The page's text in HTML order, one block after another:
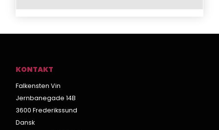
KONTAKT
Falkensten Vin
Jernbanegade 14B
3600 Frederikssund
Dansk